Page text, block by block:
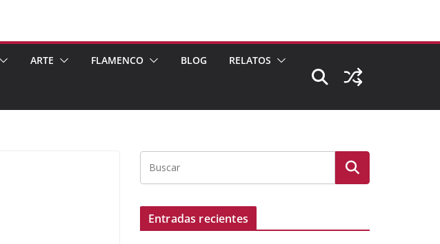
ARTE FLAMENCO BLOG RELATOS
Entradas recientes